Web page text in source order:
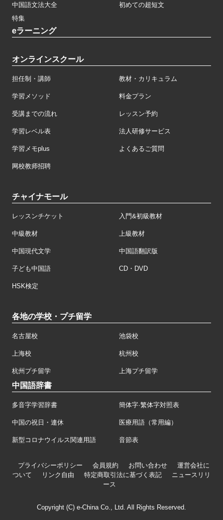
中国語文法大全
初めての超短文
特集
eラーニング
オンラインスクール
担任制・講師 教材・カリキュラム
学習メソッド 料金プラン
受講までの流れ レッスン予約
学習レベル表 法人研修サービス
学習メモplus よくあるご質問
网校教师招聘
チャイナモール
レッスンチケット 入門&初級教材
中級教材 上級教材
中国現代文学 中国語翻訳版
子ども中国語 CD・DVD
HSK検定
各地の学校・プチ留学
名古屋校 池袋校
上海校 杭州校
杭州プチ留学 上海プチ留学
中国語辞書
多音字学習辞書 簡体字·繁体字対照表
中国の祝日・連休 医療用語（常用編）
新型コロナウイルス関連用語 音節表
プライバシーポリシー 会員規約 お問い合わせ
運営会社に
ついて
リンク自由 特定商取引法に基づく表記
ニュースリリ
ース
Copyright (C) e-China Co., Ltd. All Rights Reserved.